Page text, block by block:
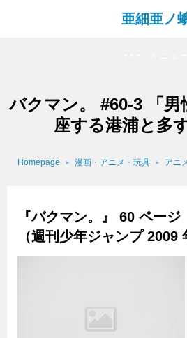
亜細亜ノ
バクマン。 #60-3 「男
座する港浦と多
Homepage 漫画・アニメ・玩具 アニ
『バクマン。』 60 ページ
（週刊少年ジャンプ 2009